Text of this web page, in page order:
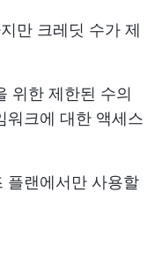
만 크레딧 수가 제
위한 제한된 수의
워크에 대한 액세스
플랜에서만 사용할